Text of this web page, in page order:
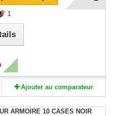
1
Ajouter au comparateur
ARMOIRE 10 CASES NOIR